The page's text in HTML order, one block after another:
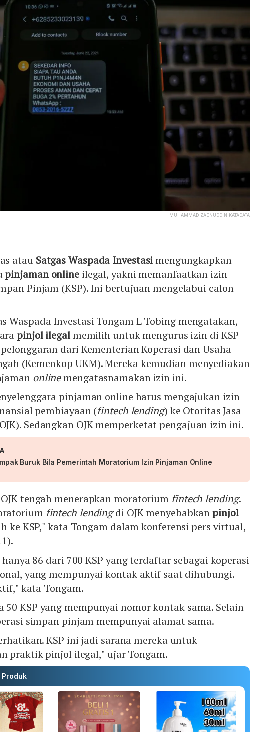
MUHAMMAD ZAENUDDIN|KATADATA
atau Satgas Waspada Investasimengungkapkan
pinjaman onlineilegal, yakni memanfaatkan izin
Pinjam (KSP). Ini bertujuan mengelabui calon
Waspada Investasi Tongam L Tobing mengatakan,
pinjol ilegalmemilih untuk mengurus izin di KSP
dari Kementerian Koperasi dan Usaha
(Kemenkop UKM). Mereka kemudian menyediakan
onlinemengatasnamakan izin ini.
pinjaman online harus mengajukan izin
pembiayaan (fintech lending) ke Otoritas Jasa
Sedangkan OJK memperketat pengajuan izin ini.
Buruk Bila Pemerintah Moratorium Izin Pinjaman Online
tengah menerapkan moratorium fintech lending.
fintech lendingdi OJK menyebabkanpinjol
ke KSP," kata Tongam dalam konferensi pers virtual,
86 dari 700 KSP yang terdaftar sebagai koperasi
yang mempunyai kontak aktif saat dihubungi.
kata Tongam.
50 KSP yang mempunyai nomor kontak sama. Selain
simpan pinjam mempunyai alamat sama.
KSP ini jadi sarana mereka untuk
praktik pinjol ilegal," ujar Tongam.
Produk